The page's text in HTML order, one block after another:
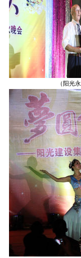
（阳光永放光芒